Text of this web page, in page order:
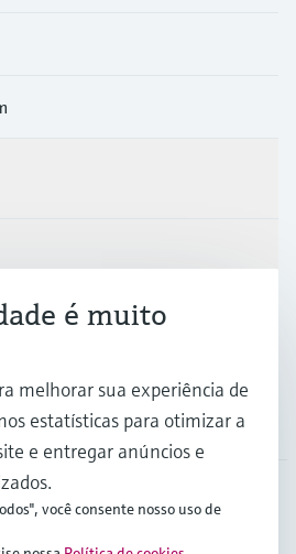
é muito
melhorar sua experiência de
estatísticas para otimizar a
e entregar anúncios e
você consente nosso uso de